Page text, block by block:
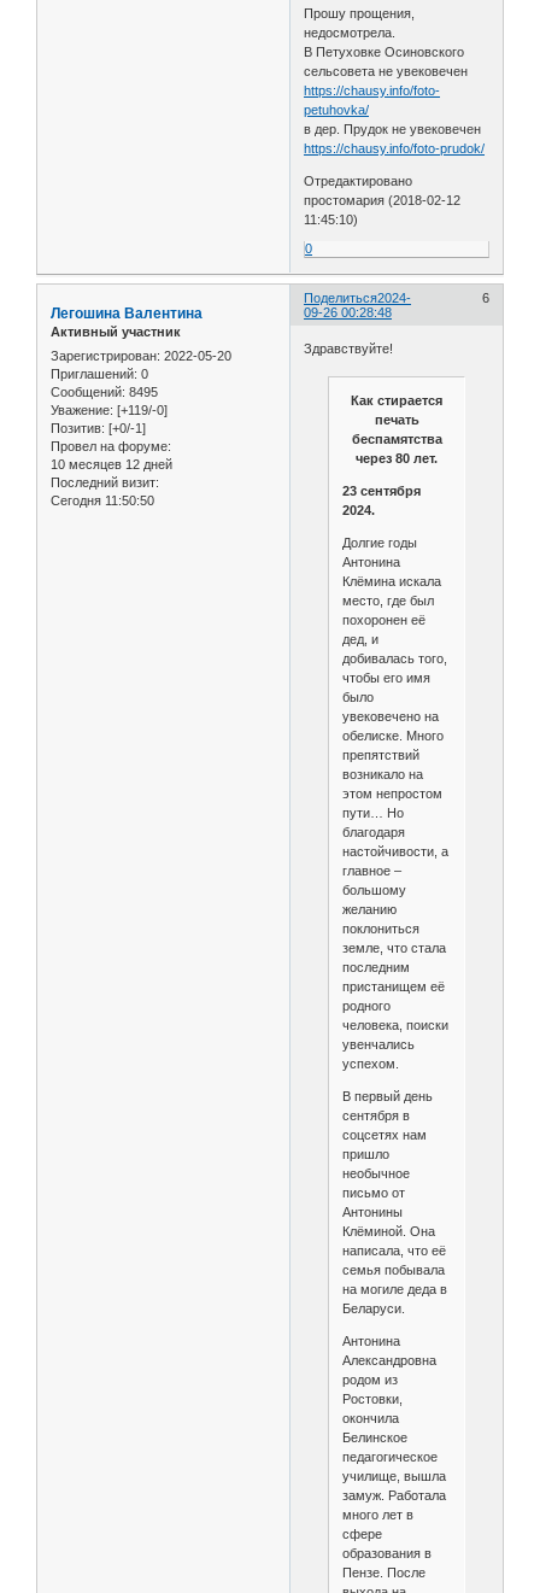
Прошу прощения,
недосмотрела.
В Петуховке Осиновского
сельсовета не увековечен
https://chausy.info/foto-
petuhovka/
в дер. Прудок не увековечен
https://chausy.info/foto-prudok/
Отредактировано
простомария (2018-02-12
11:45:10)
0
Поделиться 6
2024-
09-26 00:28:48
Легошина Валентина
Активный участник
Зарегистрирован: 2022-05-20
Приглашений: 0
Сообщений: 8495
Уважение: [+119/-0]
Позитив: [+0/-1]
Провел на форуме:
10 месяцев 12 дней
Последний визит:
Сегодня 11:50:50
Здравствуйте!
Как стирается
печать
беспамятства
через 80 лет.
23 сентября
2024.
Долгие годы
Антонина
Клёмина искала
место, где был
похоронен её
дед, и
добивалась того,
чтобы его имя
было
увековечено на
обелиске. Много
препятствий
возникало на
этом непростом
пути… Но
благодаря
настойчивости, а
главное –
большому
желанию
поклониться
земле, что стала
последним
пристанищем её
родного
человека, поиски
увенчались
успехом.
В первый день
сентября в
соцсетях нам
пришло
необычное
письмо от
Антонины
Клёминой. Она
написала, что её
семья побывала
на могиле деда в
Беларуси.
Антонина
Александровна
родом из
Ростовки,
окончила
Белинское
педагогическое
училище, вышла
замуж. Работала
много лет в
сфере
образования в
Пензе. После